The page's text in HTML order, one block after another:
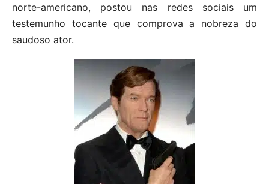
norte-americano, postou nas redes sociais um
testemunho tocante que comprova a nobreza do
saudoso ator.